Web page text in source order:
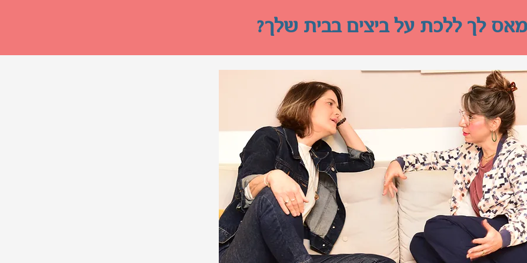
לך ללכת על ביצים בבית שלך?